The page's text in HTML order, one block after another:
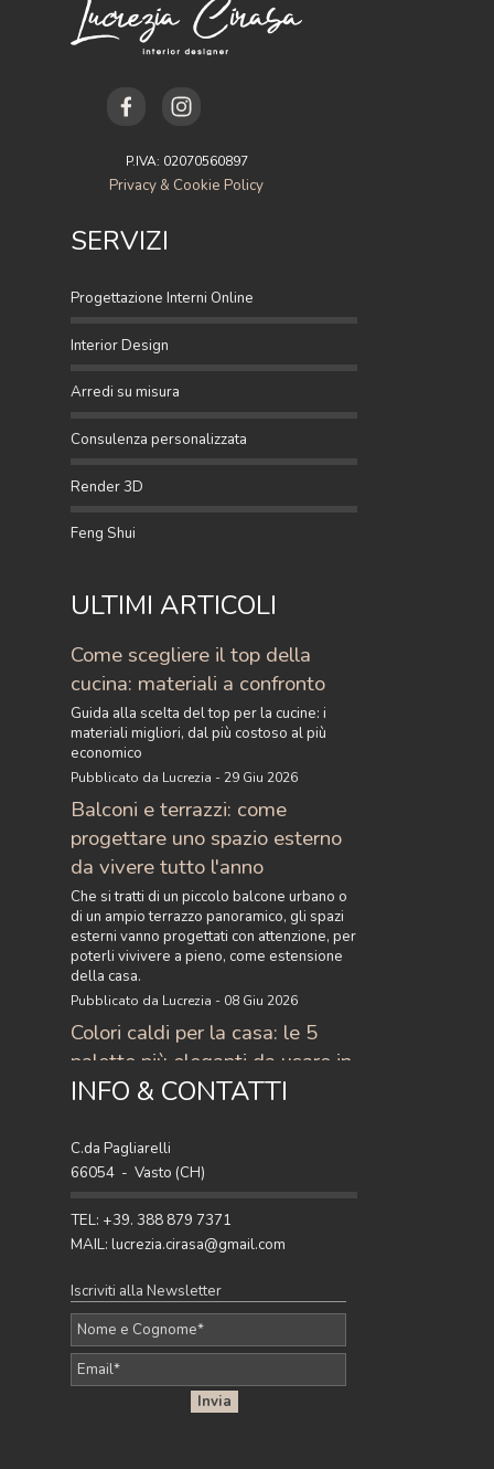
SERVIZI
Progettazione Interni Online
Interior Design
Arredi su misura
Consulenza personalizzata
Render 3D
Feng Shui
ULTIMI ARTICOLI
INFO & CONTATTI
C.da Pagliarelli
66054 - Vasto (CH)
TEL: +39. 388 879 7371
MAIL: lucrezia.cirasa@gmail.com
Come scegliere il top della
cucina: materiali a confronto
Guida alla scelta del top per la cucine: i
materiali migliori, dal più costoso al più
economico
Pubblicato da Lucrezia - 29 Giu 2026
Balconi e terrazzi: come
progettare uno spazio esterno
da vivere tutto l'anno
Che si tratti di un piccolo balcone urbano o
di un ampio terrazzo panoramico, gli spazi
esterni vanno progettati con attenzione, per
poterli vivivere a pieno, come estensione
della casa.
Pubblicato da Lucrezia - 08 Giu 2026
Colori caldi per la casa: le 5
palette più eleganti da usare in
casa
del momento: 5 palette raffinate con
terracotta, ocra, caramello e ruggine per
arredare con stile.
P.IVA: 02070560897
Privacy & Cookie Policy
Iscriviti alla Newsletter